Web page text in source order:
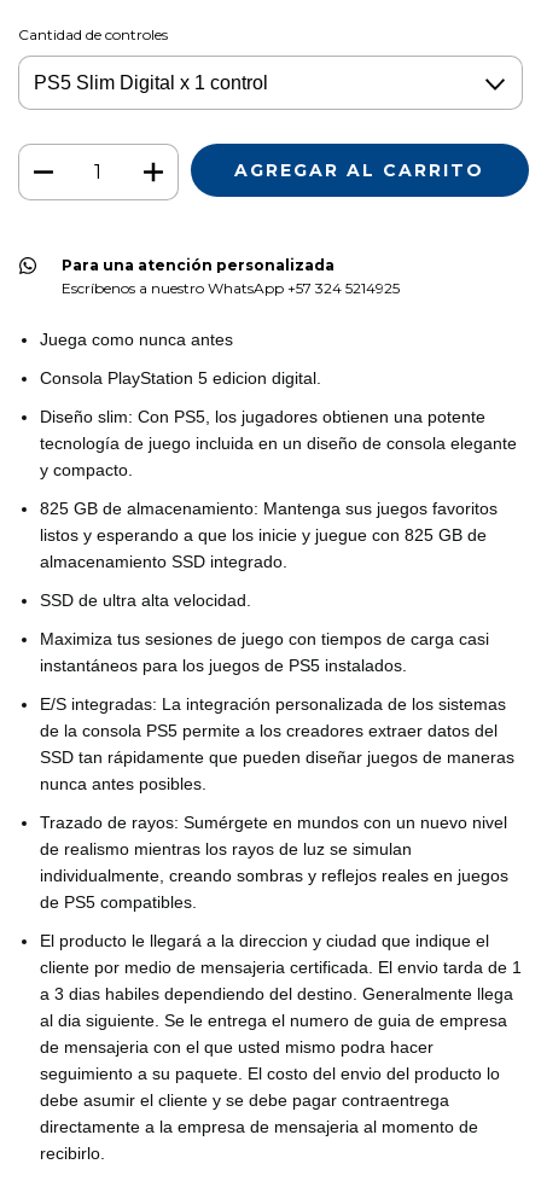
Cantidad de controles
Para una atención personalizada
Escríbenos a nuestro WhatsApp +57 324 5214925
Juega como nunca antes
Consola PlayStation 5 edicion digital.
Diseño slim: Con PS5, los jugadores obtienen una potente
tecnología de juego incluida en un diseño de consola elegante
y compacto.
825 GB de almacenamiento: Mantenga sus juegos favoritos
listos y esperando a que los inicie y juegue con 825 GB de
almacenamiento SSD integrado.
SSD de ultra alta velocidad.
Maximiza tus sesiones de juego con tiempos de carga casi
instantáneos para los juegos de PS5 instalados.
E/S integradas: La integración personalizada de los sistemas
de la consola PS5 permite a los creadores extraer datos del
SSD tan rápidamente que pueden diseñar juegos de maneras
nunca antes posibles.
Trazado de rayos: Sumérgete en mundos con un nuevo nivel
de realismo mientras los rayos de luz se simulan
individualmente, creando sombras y reflejos reales en juegos
de PS5 compatibles.
El producto le llegará a la direccion y ciudad que indique el
cliente por medio de mensajeria certificada. El envio tarda de 1
a 3 dias habiles dependiendo del destino. Generalmente llega
al dia siguiente. Se le entrega el numero de guia de empresa
de mensajeria con el que usted mismo podra hacer
seguimiento a su paquete. El costo del envio del producto lo
debe asumir el cliente y se debe pagar contraentrega
directamente a la empresa de mensajeria al momento de
recibirlo.